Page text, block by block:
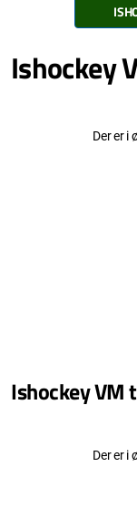
Ishockey
Der er i
Ishockey VM
Der er i